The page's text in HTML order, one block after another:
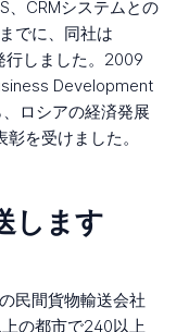
、CRMシステムとの
でに、同社は
行しました。2009
Development
ロシアの経済発展
を受けました。
します
民間貨物輸送会社
の都市で240以上